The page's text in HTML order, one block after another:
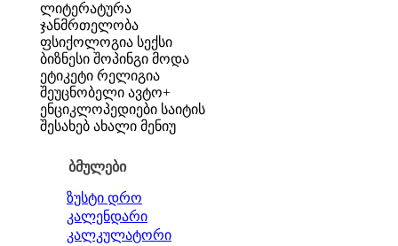
ლიტერატურა
ჯანმრთელობა
ფსიქოლოგია სექსი
ბიზნესი შოპინგი მოდა
ეტიკეტი რელიგია
შეუცნობელი ავტო+
ენციკლოპედიები საიტის
შესახებ ახალი მენიუ
ბმულები
ზუსტი დრო
კალენდარი
კალკულატორი